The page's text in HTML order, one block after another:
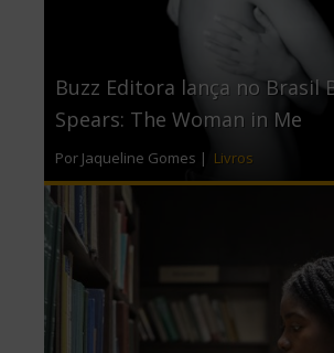
Buzz Editora lança no Brasil
Spears: The Woman in Me
Por Jaqueline Gomes | Livros